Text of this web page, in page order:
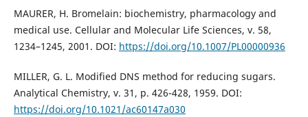
MAURER, H. Bromelain: biochemistry, pharmacology and
medical use. Cellular and Molecular Life Sciences, v. 58,
1234–1245, 2001. DOI: https://doi.org/10.1007/PL00000936
MILLER, G. L. Modified DNS method for reducing sugars.
Analytical Chemistry, v. 31, p. 426-428, 1959. DOI:
https://doi.org/10.1021/ac60147a030